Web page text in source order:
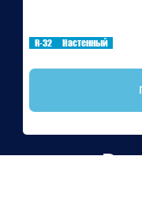
R-32 Настенный